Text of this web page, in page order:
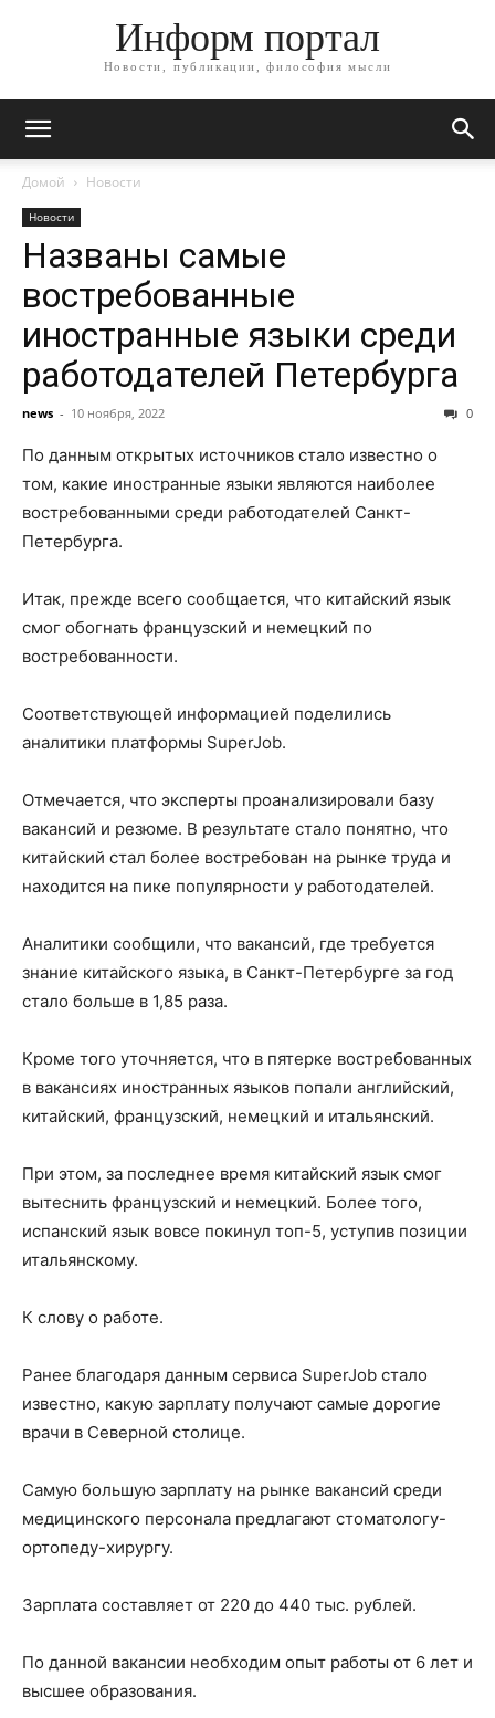
Информ портал
Новости, публикации, философия мысли
Домой Новости
Новости
Названы самые
востребованные
иностранные языки среди
работодателей Петербурга
news - 10 ноября, 2022 0
По данным открытых источников стало известно о
том, какие иностранные языки являются наиболее
востребованными среди работодателей Санкт-
Петербурга.
Итак, прежде всего сообщается, что китайский язык
смог обогнать французский и немецкий по
востребованности.
Соответствующей информацией поделились
аналитики платформы SuperJob.
Отмечается, что эксперты проанализировали базу
вакансий и резюме. В результате стало понятно, что
китайский стал более востребован на рынке труда и
находится на пике популярности у работодателей.
Аналитики сообщили, что вакансий, где требуется
знание китайского языка, в Санкт-Петербурге за год
стало больше в 1,85 раза.
Кроме того уточняется, что в пятерке востребованных
в вакансиях иностранных языков попали английский,
китайский, французский, немецкий и итальянский.
При этом, за последнее время китайский язык смог
вытеснить французский и немецкий. Более того,
испанский язык вовсе покинул топ-5, уступив позиции
итальянскому.
К слову о работе.
Ранее благодаря данным сервиса SuperJob стало
известно, какую зарплату получают самые дорогие
врачи в Северной столице.
Самую большую зарплату на рынке вакансий среди
медицинского персонала предлагают стоматологу-
ортопеду-хирургу.
Зарплата составляет от 220 до 440 тыс. рублей.
По данной вакансии необходим опыт работы от 6 лет и
высшее образования.